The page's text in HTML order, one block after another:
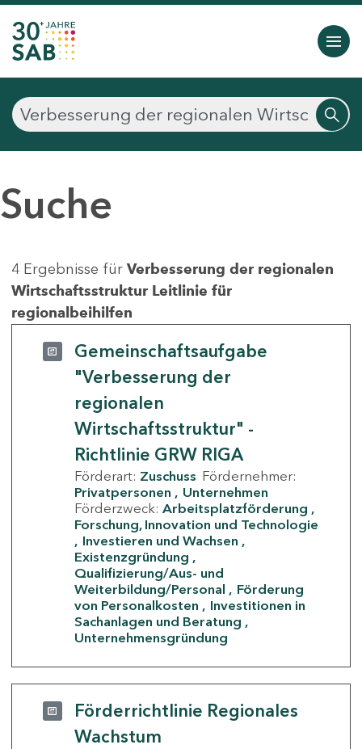
Suche
4 Ergebnisse für Verbesserung der regionalen
Wirtschaftsstruktur Leitlinie für
regionalbeihilfen
Gemeinschaftsaufgabe
"Verbesserung der
regionalen
Wirtschaftsstruktur" -
Richtlinie GRW RIGA
Förderart: Zuschuss Fördernehmer:
Privatpersonen
Unternehmen
Förderzweck: Arbeitsplatzförderung
Forschung, Innovation und Technologie
Investieren und Wachsen
Existenzgründung
Qualifizierung/Aus- und
Weiterbildung/Personal
Förderung
von Personalkosten
Investitionen in
Sachanlagen und Beratung
Unternehmensgründung
Förderrichtlinie Regionales
Wachstum